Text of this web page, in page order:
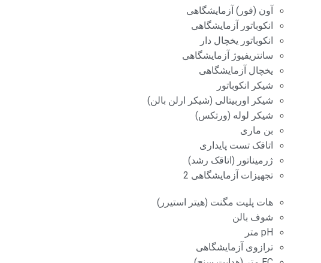
آون (فور) آزمایشگاهی
انکوباتور آزمایشگاهی
انکوباتور یخچال دار
سانتریفیوژ آزمایشگاهی
یخچال آزمایشگاهی
شیکر انکوباتور
شیکر اوربیتالی (شیکر ارلن بالن)
شیکر لوله (ورتکس)
بن ماری
اتاقک تست پایداری
ژرمیناتور (اتاقک رشد)
تجهیزات آزمایشگاهی 2
هات پلیت مگنت (هیتر استیرر)
شوف بالن
pH متر
ترازوی آزمایشگاهی